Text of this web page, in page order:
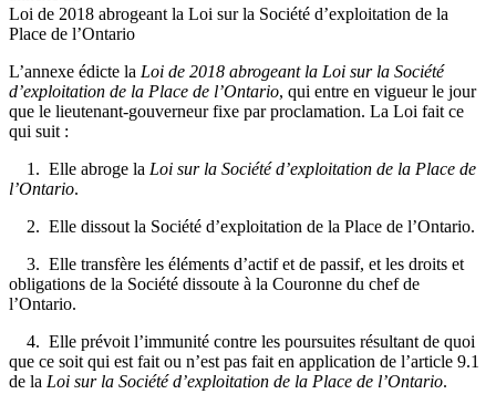
Loi de 2018 abrogeant la Loi sur la Société d’exploitation de la
Place de l’Ontario
L’annexe édicte la Loi de 2018 abrogeant la Loi sur la Société
d’exploitation de la Place de l’Ontario, qui entre en vigueur le jour
que le lieutenant-gouverneur fixe par proclamation. La Loi fait ce
qui suit :
1. Elle abroge la Loi sur la Société d’exploitation de la Place de
l’Ontario.
2. Elle dissout la Société d’exploitation de la Place de l’Ontario.
3. Elle transfère les éléments d’actif et de passif, et les droits et
obligations de la Société dissoute à la Couronne du chef de
l’Ontario.
4. Elle prévoit l’immunité contre les poursuites résultant de quoi
que ce soit qui est fait ou n’est pas fait en application de l’article 9.1
de la Loi sur la Société d’exploitation de la Place de l’Ontario.